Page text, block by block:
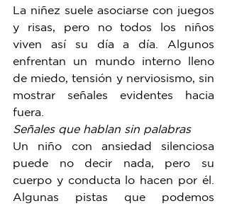
La niñez suele asociarse con juegos
y risas, pero no todos los niños
viven así su día a día. Algunos
enfrentan un mundo interno lleno
de miedo, tensión y nerviosismo, sin
mostrar señales evidentes hacia
fuera.
Señales que hablan sin palabras
Un niño con ansiedad silenciosa
puede no decir nada, pero su
cuerpo y conducta lo hacen por él.
Algunas pistas que podemos